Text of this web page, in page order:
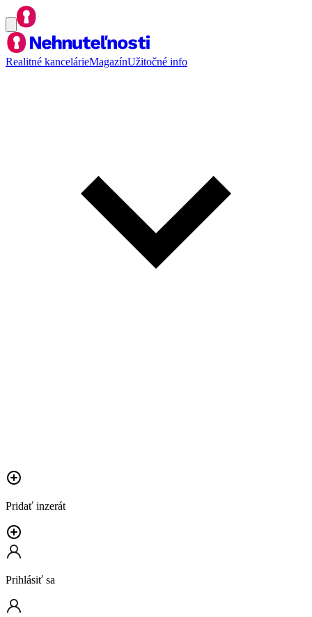
Realitné kancelárieMagazínUžitočné info
Pridať inzerát
Prihlásiť sa